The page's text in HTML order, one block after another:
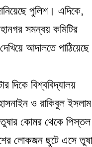
পুলিশ। এদিকে,
সমন্বয় কমিটির
আদালতে পাঠিয়েছে
দিকে বিশ্ববিদ্যালয়
ও রাকিবুল ইসলাম
তুষার কোমর থেকে পিস্তল
লোকজন ছুটে এসে